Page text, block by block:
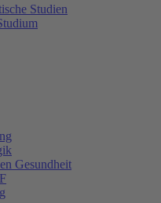
Studien
Gesundheit